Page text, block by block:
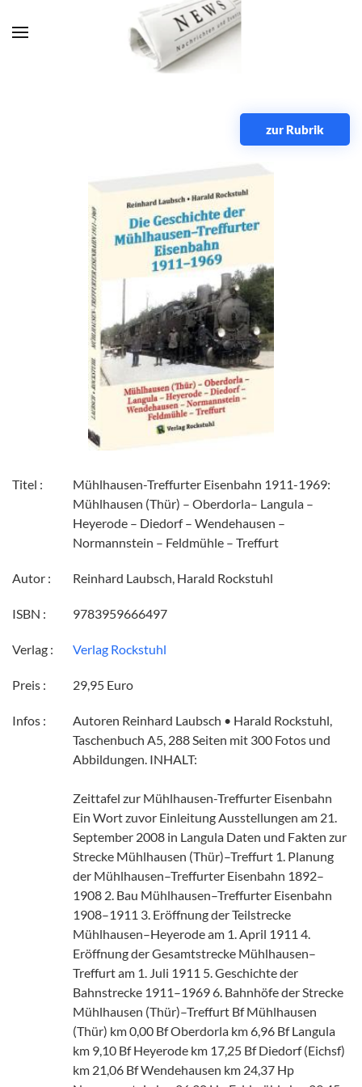
Zum Hauptinhalt springen
zur Rubrik
Titel :
Mühlhausen-Treffurter Eisenbahn 1911-1969:
Mühlhausen (Thür) – Oberdorla– Langula –
Heyerode – Diedorf – Wendehausen –
Normannstein – Feldmühle – Treffurt
Autor : Reinhard Laubsch, Harald Rockstuhl
ISBN : 9783959666497
Verlag : Verlag Rockstuhl
Preis : 29,95 Euro
Infos :
Autoren Reinhard Laubsch • Harald Rockstuhl,
Taschenbuch A5, 288 Seiten mit 300 Fotos und
Abbildungen. INHALT:
Zeittafel zur Mühlhausen-Treffurter Eisenbahn
Ein Wort zuvor Einleitung Ausstellungen am 21.
September 2008 in Langula Daten und Fakten zur
Strecke Mühlhausen (Thür)–Treffurt 1. Planung
der Mühlhausen–Treffurter Eisenbahn 1892–
1908 2. Bau Mühlhausen–Treffurter Eisenbahn
1908–1911 3. Eröffnung der Teilstrecke
Mühlhausen–Heyerode am 1. April 1911 4.
Eröffnung der Gesamtstrecke Mühlhausen–
Treffurt am 1. Juli 1911 5. Geschichte der
Bahnstrecke 1911–1969 6. Bahnhöfe der Strecke
Mühlhausen (Thür)–Treffurt Bf Mühlhausen
(Thür) km 0,00 Bf Oberdorla km 6,96 Bf Langula
km 9,10 Bf Heyerode km 17,25 Bf Diedorf (Eichsf)
km 21,06 Bf Wendehausen km 24,37 Hp